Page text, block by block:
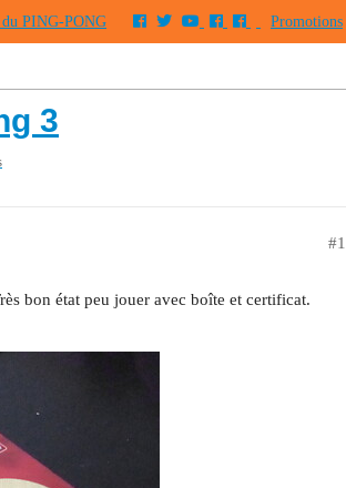
PING-PONG Promotions
3
#1
bon état peu jouer avec boîte et certificat.